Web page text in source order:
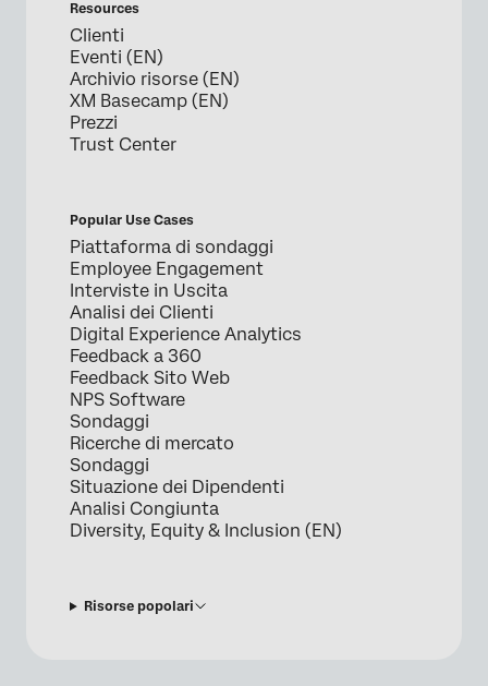
Resources
Clienti
Eventi (EN)
Archivio risorse (EN)
XM Basecamp (EN)
Prezzi
Trust Center
Popular Use Cases
Piattaforma di sondaggi
Employee Engagement
Interviste in Uscita
Analisi dei Clienti
Digital Experience Analytics
Feedback a 360
Feedback Sito Web
NPS Software
Sondaggi
Ricerche di mercato
Sondaggi
Situazione dei Dipendenti
Analisi Congiunta
Diversity, Equity & Inclusion (EN)
Risorse popolari